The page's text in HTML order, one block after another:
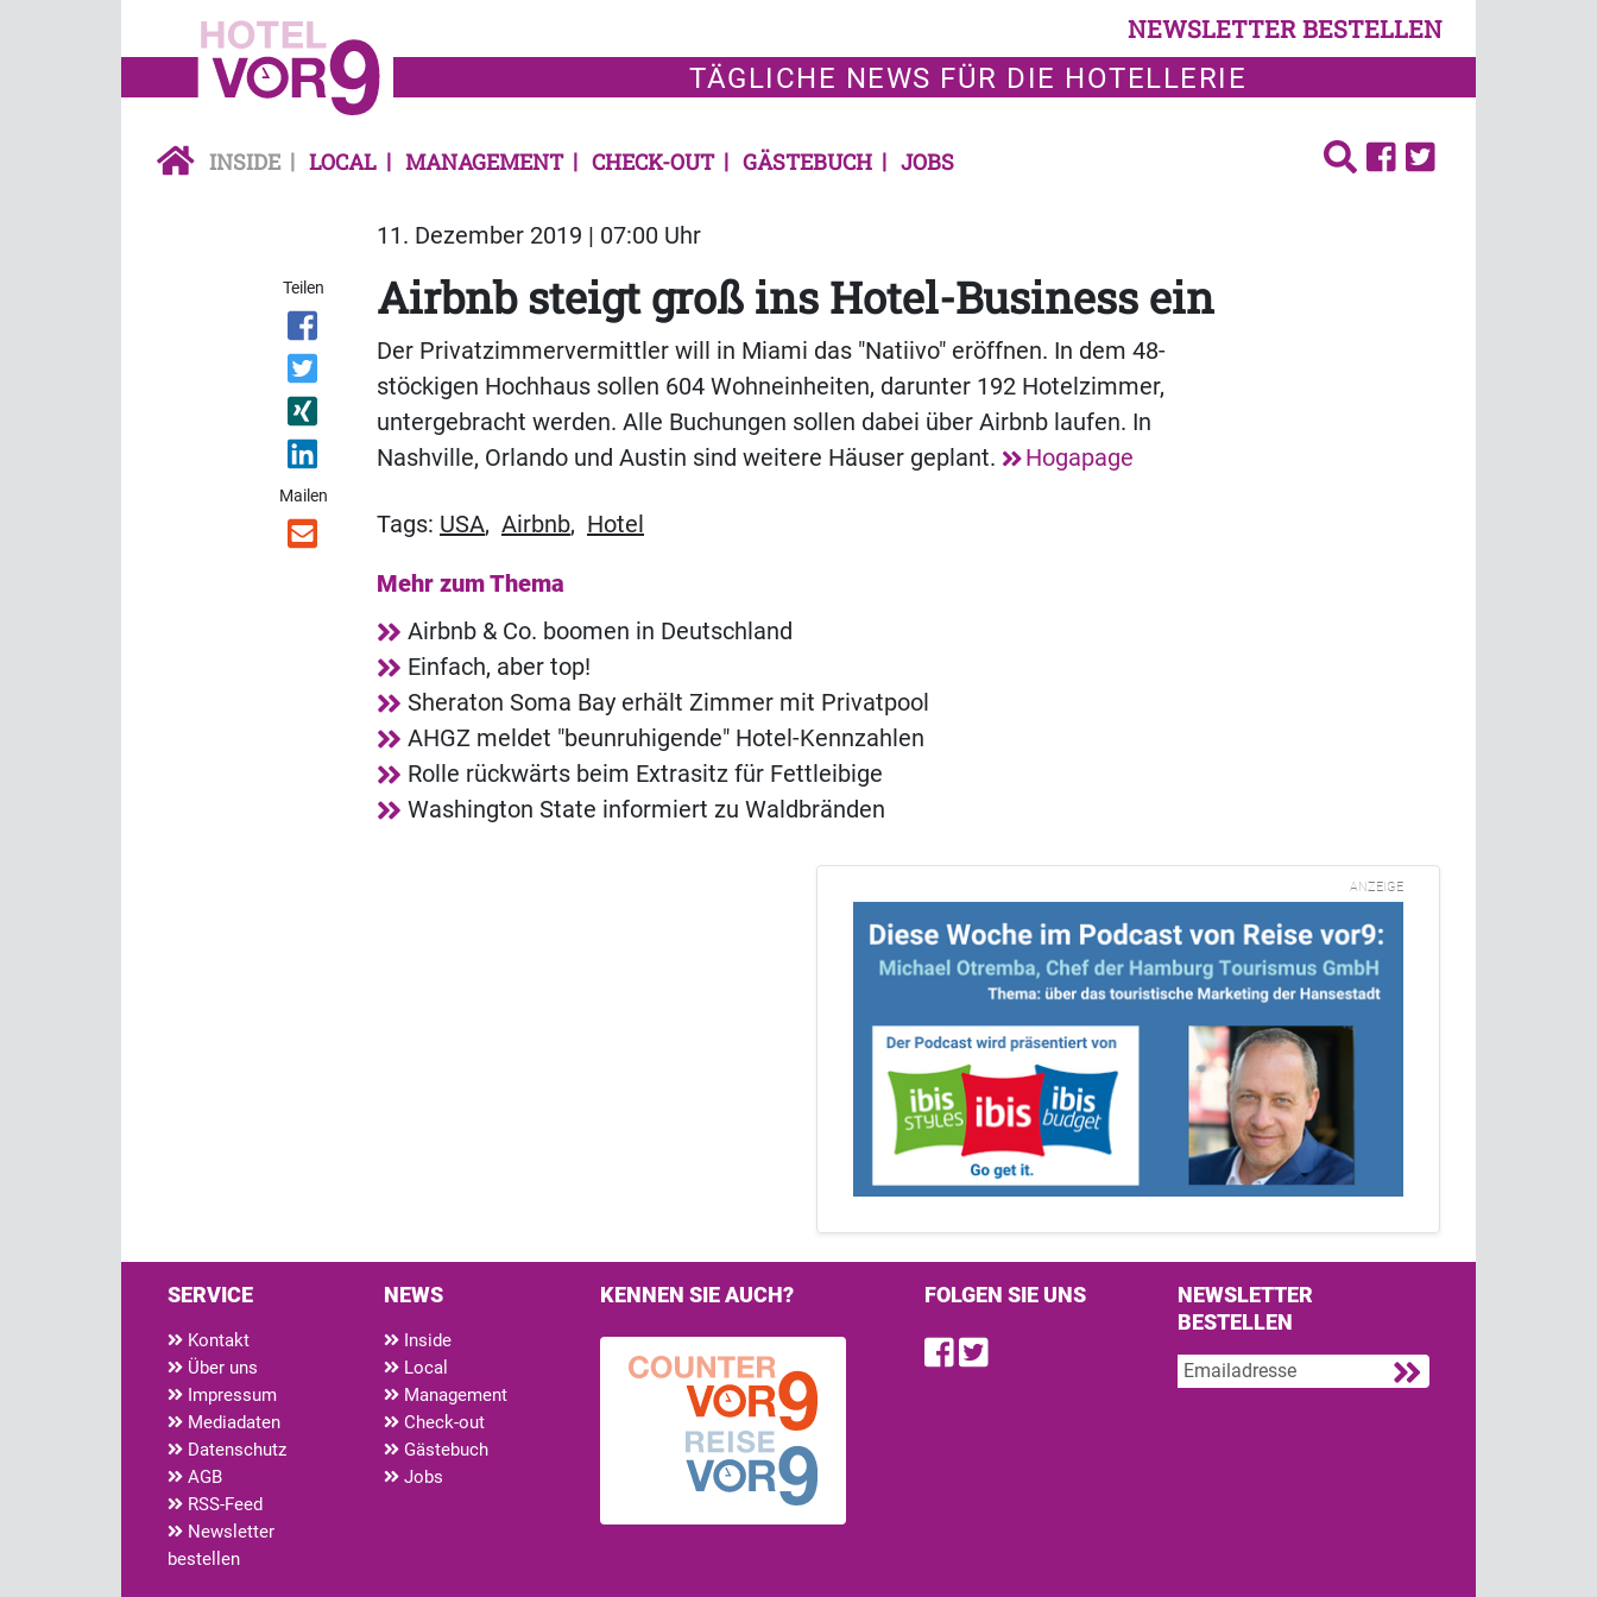
NEWSLETTER BESTELLEN
TÄGLICHE NEWS FÜR DIE HOTELLERIE
INSIDE LOCAL MANAGEMENT CHECK-OUT GÄSTEBUCH JOBS
11. Dezember 2019 | 07:00 Uhr
Teilen
Mailen
Airbnb steigt groß ins Hotel-Business ein
Der Privatzimmervermittler will in Miami das "Natiivo" eröffnen. In dem 48-
stöckigen Hochhaus sollen 604 Wohneinheiten, darunter 192 Hotelzimmer,
untergebracht werden. Alle Buchungen sollen dabei über Airbnb laufen. In
Nashville, Orlando und Austin sind weitere Häuser geplant.
Hogapage
Tags: USA, Airbnb, Hotel
Mehr zum Thema
Airbnb & Co. boomen in Deutschland
Einfach, aber top!
Sheraton Soma Bay erhält Zimmer mit Privatpool
AHGZ meldet "beunruhigende" Hotel-Kennzahlen
Rolle rückwärts beim Extrasitz für Fettleibige
Washington State informiert zu Waldbränden
ANZEIGE
SERVICE
Kontakt
Über uns
Impressum
Mediadaten
Datenschutz
AGB
RSS-Feed
Newsletter
bestellen
NEWS
Inside
Local
Management
Check-out
Gästebuch
Jobs
KENNEN SIE AUCH? FOLGEN SIE UNS
Find us on Facebook
Follow us on Twitter
NEWSLETTER
BESTELLEN